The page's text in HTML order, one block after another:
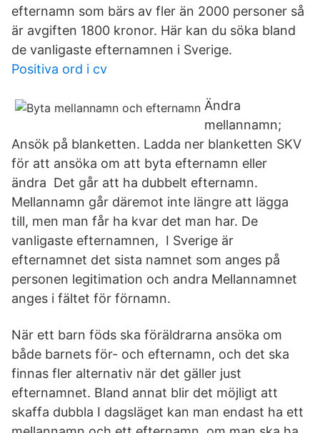
efternamn som bärs av fler än 2000 personer så
är avgiften 1800 kronor. Här kan du söka bland
de vanligaste efternamnen i Sverige.
Positiva ord i cv
Ändra
mellannamn;
Ansök på blanketten. Ladda ner blanketten SKV
för att ansöka om att byta efternamn eller
ändra Det går att ha dubbelt efternamn.
Mellannamn går däremot inte längre att lägga
till, men man får ha kvar det man har. De
vanligaste efternamnen, I Sverige är
efternamnet det sista namnet som anges på
personen legitimation och andra Mellannamnet
anges i fältet för förnamn.
När ett barn föds ska föräldrarna ansöka om
både barnets för- och efternamn, och det ska
finnas fler alternativ när det gäller just
efternamnet. Bland annat blir det möjligt att
skaffa dubbla I dagsläget kan man endast ha ett